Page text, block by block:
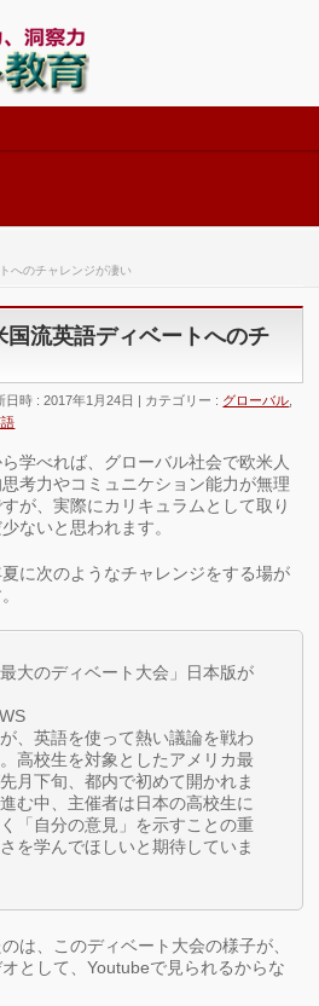
へのチャレンジが凄い
国流英語ディベートへのチ
日時 : 2017年1月24日 カテゴリー : グローバル
学べれば、グローバル社会で欧米人
考力やコミュニケション能力が無理
が、実際にカリキュラムとして取り
ないと思われます。
に次のようなチャレンジをする場が
大のディベート大会」日本版が
、英語を使って熱い議論を戦わ
高校生を対象としたアメリカ最
月下旬、都内で初めて開かれま
む中、主催者は日本の高校生に
「自分の意見」を示すことの重
を学んでほしいと期待していま
は、このディベート大会の様子が、
として、Youtubeで見られるからな